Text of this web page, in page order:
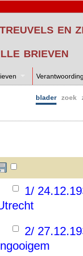
en
brieven
blader zoek
1/
2/